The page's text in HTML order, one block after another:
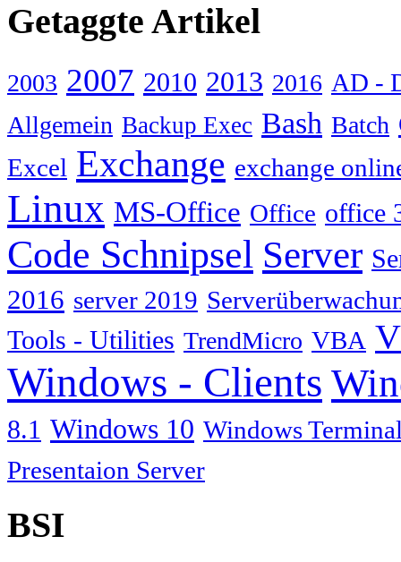
Getaggte Artikel
2003 2007 2010 2013 2016 AD -
Allgemein Backup Exec Bash Batch
Excel Exchange exchange
Linux MS-Office Office office
Code Schnipsel Server
2016 server 2019
Tools - Utilities TrendMicro VBA
Windows - Clients
8.1 Windows 10 Windows
Presentaion Server
BSI